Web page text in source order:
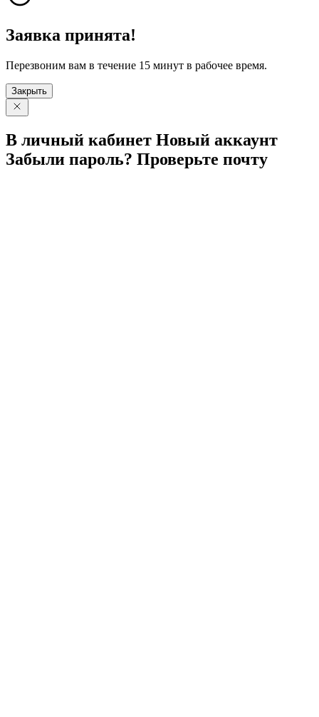
Заявка принята!
Перезвоним вам в течение 15 минут в рабочее время.
Закрыть
В личный кабинет Новый аккаунт
Забыли пароль? Проверьте почту